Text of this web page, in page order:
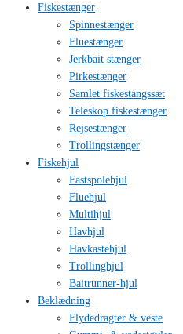
Fiskestænger
Spinnestænger
Fluestænger
Jerkbait stænger
Pirkestænger
Samlet fiskestangssæt
Teleskop fiskestænger
Rejsestænger
Trollingstænger
Fiskehjul
Fastspolehjul
Fluehjul
Multihjul
Havhjul
Havkastehjul
Trollinghjul
Baitrunner-hjul
Beklædning
Flydedragter & veste